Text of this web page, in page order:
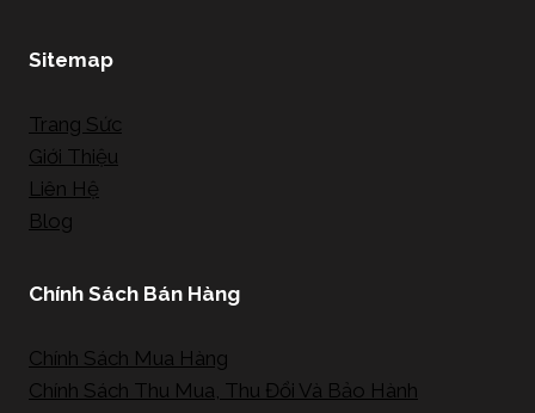
Sitemap
Trang Sức
Giới Thiệu
Liên Hệ
Blog
Chính Sách Bán Hàng
Chính Sách Mua Hàng
Chính Sách Thu Mua, Thu Đổi Và Bảo Hành